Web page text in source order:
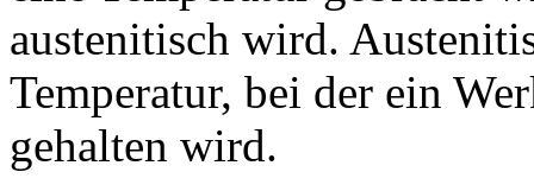
austenitisch wird.
Temperatur, bei der ein
gehalten wird.